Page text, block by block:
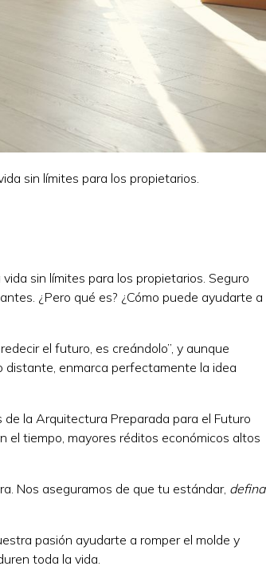
sin límites para los propietarios.
sin límites para los propietarios. Seguro
antes. ¿Pero qué es? ¿Cómo puede ayudarte a
el futuro, es creándolo”, y aunque
enmarca perfectamente la idea
la Arquitectura Preparada para el Futuro
el tiempo, mayores réditos económicos altos
Nos aseguramos de que tu estándar, defina
pasión ayudarte a romper el molde y
toda la vida.